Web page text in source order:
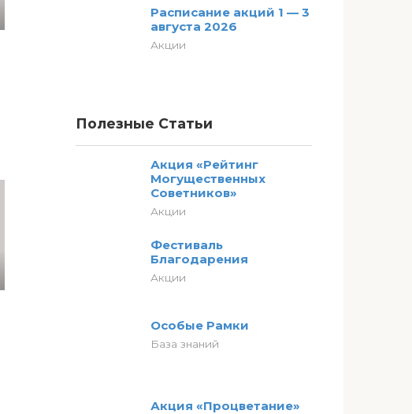
Расписание акций 1 — 3
августа 2026
Акции
Полезные Статьи
Акция «Рейтинг
Могущественных
Советников»
Акции
Фестиваль
Благодарения
Акции
Особые Рамки
База знаний
Акция «Процветание»